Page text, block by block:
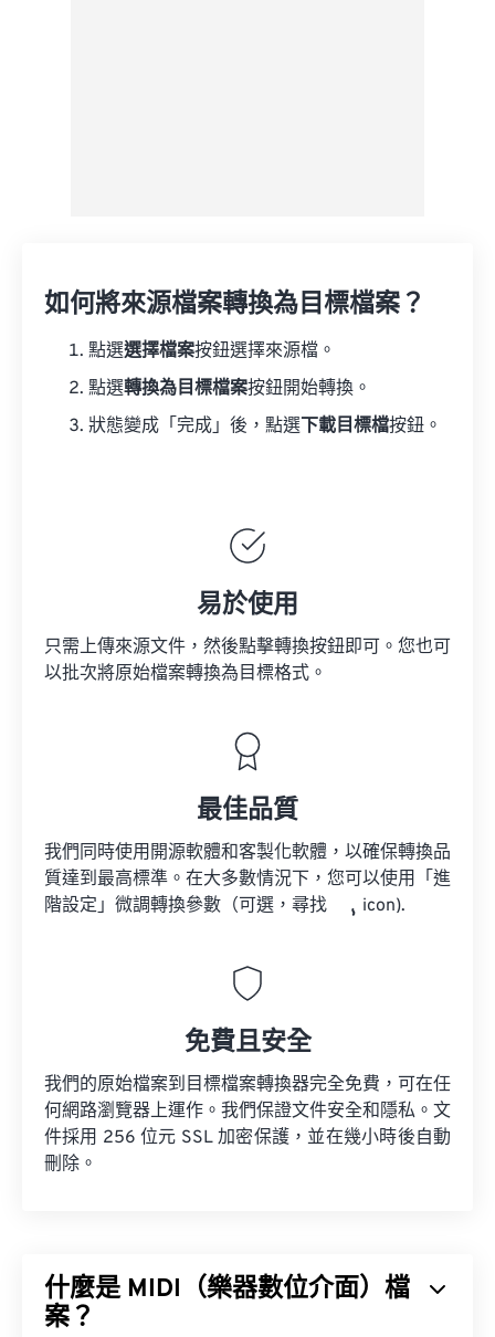
如何將來源檔案轉換為目標檔案？
點選選擇檔案按鈕選擇來源檔。
點選轉換為目標檔案按鈕開始轉換。
狀態變成「完成」後，點選 下載目標檔按鈕。
易於使用
只需上傳來源文件，然後點擊轉換按鈕即可。您也可
以批次將原始檔案轉換為目標格式。
最佳品質
我們同時使用開源軟體和客製化軟體，以確保轉換品
質達到最高標準。在大多數情況下，您可以使用「進
階設定」微調轉換參數（可選，尋找
icon).
免費且安全
我們的原始檔案到目標檔案轉換器完全免費，可在任
何網路瀏覽器上運作。我們保證文件安全和隱私。文
件採用 256 位元 SSL 加密保護，並在幾小時後自動
刪除。
什麼是 MIDI（樂器數位介面）檔
案？